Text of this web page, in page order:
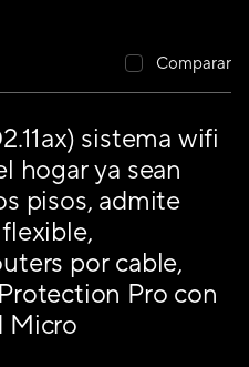
sistema wifi
hogar ya sean
pisos, admite
por cable,
Pro con
Micro
Comparar